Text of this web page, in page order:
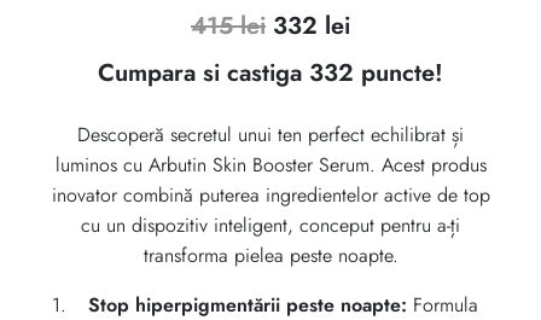
415lei Prețul
inițial
fost:
415 lei.
332 leiPrețul
curent
332 lei.
Cumpara si castiga 332 puncte!
Descoperă secretul unui ten perfect echilibrat și
luminos cu Arbutin Skin Booster Serum. Acest produs
inovator combină puterea ingredientelor active de top
cu un dispozitiv inteligent, conceput pentru a-ți
transforma pielea peste noapte.
Stop hiperpigmentării peste noapte: Formula